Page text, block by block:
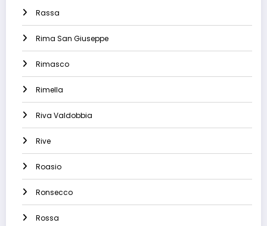
Rassa
Rima San Giuseppe
Rimasco
Rimella
Riva Valdobbia
Rive
Roasio
Ronsecco
Rossa